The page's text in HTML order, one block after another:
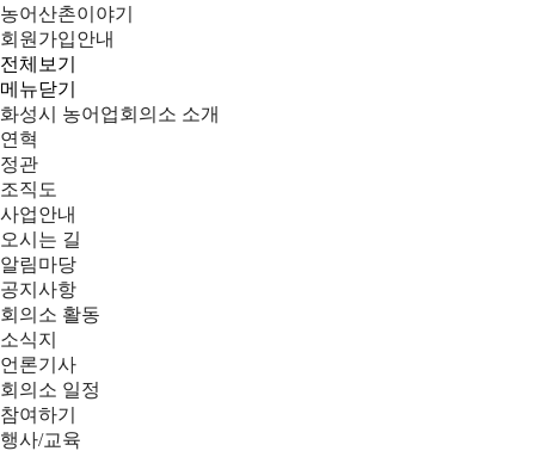
농어산촌이야기
회원가입안내
전체보기
메뉴닫기
화성시 농어업회의소 소개
연혁
정관
조직도
사업안내
오시는 길
알림마당
공지사항
회의소 활동
소식지
언론기사
회의소 일정
참여하기
행사/교육